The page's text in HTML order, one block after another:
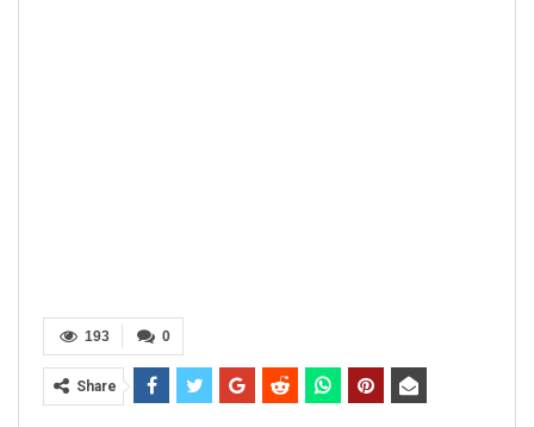
0
193
Share